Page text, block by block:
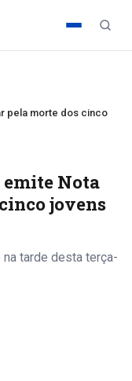
pela morte dos cinco
Nota
jovens
tarde desta terça-